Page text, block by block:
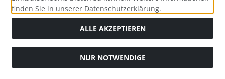
Alle Preise inkl. gesetzl. MwSt. zzgl.Versandkosten
bei personalifizierte Baby und Kinder Geschenke von kiddi-
finden Sie in unserer Datenschutzerklärung.
ALLE AKZEPTIEREN
NUR NOTWENDIGE